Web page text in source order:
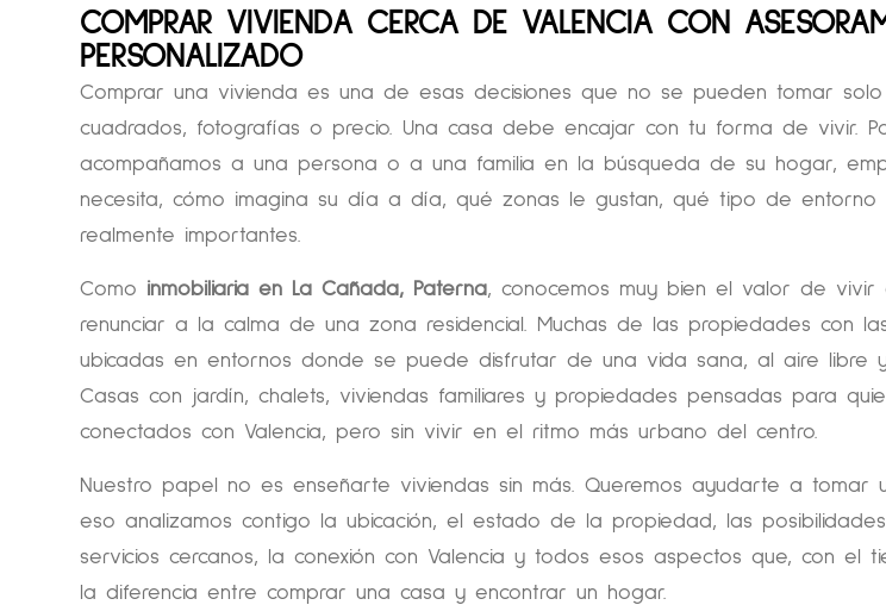
COMPRAR VIVIENDA CERCA DE VALENCIA CON
PERSONALIZADO
Comprar una vivienda es una de esas decisiones que no se pueden tomar solo
cuadrados, fotografías o precio. Una casa debe encajar con tu forma de vivir.
acompañamos a una persona o a una familia en la búsqueda de su hogar,
necesita, cómo imagina su día a día, qué zonas le gustan, qué tipo de entorno
realmente importantes.
Como inmobiliaria en La Cañada, Paterna, conocemos muy bien el valor de vivir
renunciar a la calma de una zona residencial. Muchas de las propiedades con
ubicadas en entornos donde se puede disfrutar de una vida sana, al aire libre
Casas con jardín, chalets, viviendas familiares y propiedades pensadas para
conectados con Valencia, pero sin vivir en el ritmo más urbano del centro.
Nuestro papel no es enseñarte viviendas sin más. Queremos ayudarte a tomar
eso analizamos contigo la ubicación, el estado de la propiedad, las
servicios cercanos, la conexión con Valencia y todos esos aspectos que, con el
la diferencia entre comprar una casa y encontrar un hogar.